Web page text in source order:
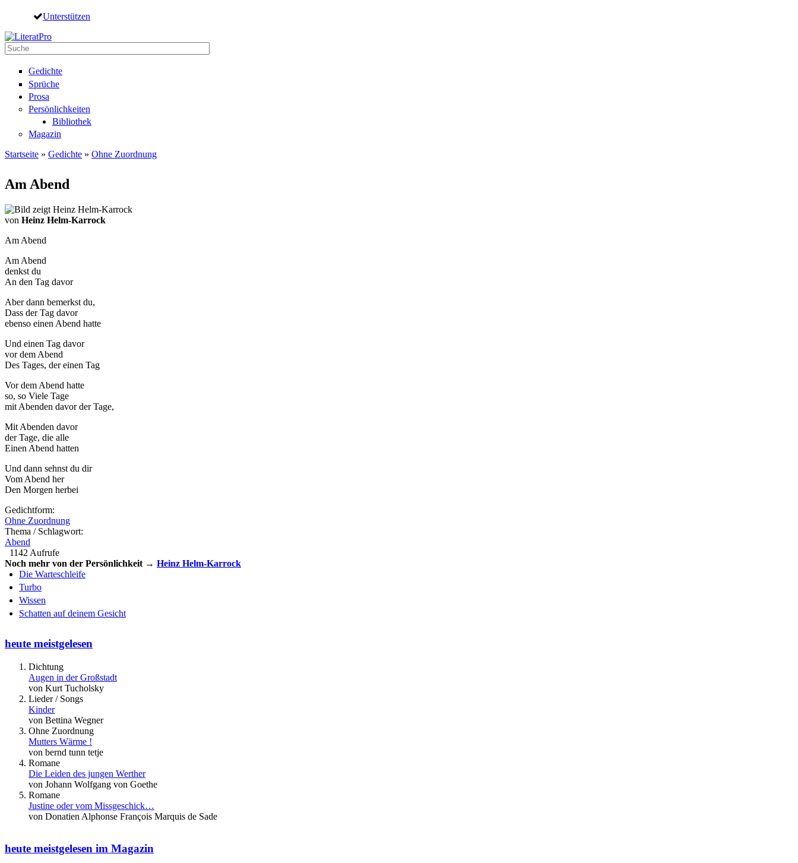
Direkt zum Inhalt
Unterstützen
Suche
Gedichte
Sprüche
Prosa
Persönlichkeiten
Bibliothek
Magazin
Startseite » Gedichte » Ohne Zuordnung
Am Abend
von Heinz Helm-Karrock
Am Abend
Am Abend
denkst du
An den Tag davor
Aber dann bemerkst du,
Dass der Tag davor
ebenso einen Abend hatte
Und einen Tag davor
vor dem Abend
Des Tages, der einen Tag
Vor dem Abend hatte
so, so Viele Tage
mit Abenden davor der Tage,
Mit Abenden davor
der Tage, die alle
Einen Abend hatten
Und dann sehnst du dir
Vom Abend her
Den Morgen herbei
Gedichtform:
Ohne Zuordnung
Thema / Schlagwort:
Abend
1142 Aufrufe
Noch mehr von der Persönlichkeit → Heinz Helm-Karrock
Die Warteschleife
Turbo
Wissen
Schatten auf deinem Gesicht
heute meistgelesen
Dichtung
Augen in der Großstadt
von Kurt Tucholsky
Lieder / Songs
Kinder
von Bettina Wegner
Ohne Zuordnung
Mutters Wärme !
von bernd tunn tetje
Romane
Die Leiden des jungen Werther
von Johann Wolfgang von Goethe
Romane
Justine oder vom Missgeschick…
von Donatien Alphonse François Marquis de Sade
heute meistgelesen im Magazin